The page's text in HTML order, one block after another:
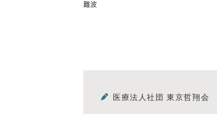
難波
医療法人社団 東京哲翔会